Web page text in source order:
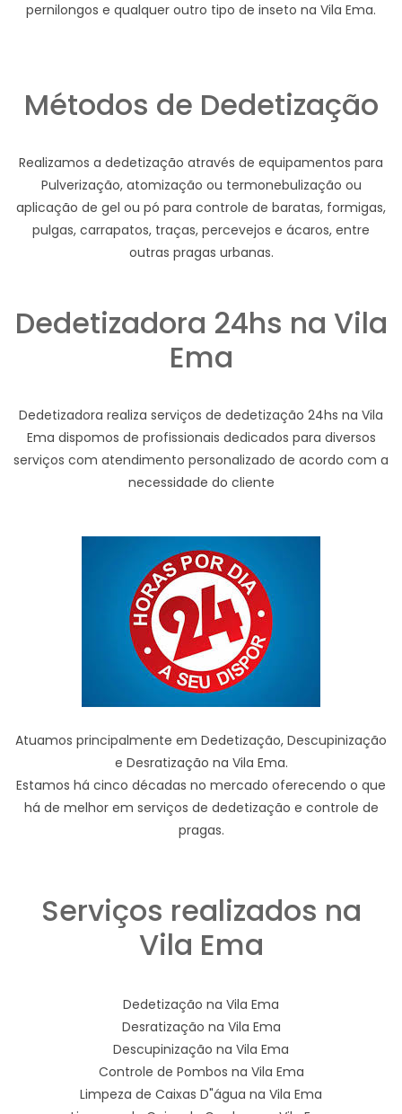
pernilongos e qualquer outro tipo de inseto na Vila Ema.
Métodos de Dedetização
Realizamos a dedetização através de equipamentos para
Pulverização, atomização ou termonebulização ou
aplicação de gel ou pó para controle de baratas, formigas,
pulgas, carrapatos, traças, percevejos e ácaros, entre
outras pragas urbanas.
Dedetizadora 24hs na Vila
Ema
Dedetizadora realiza serviços de dedetização 24hs na Vila
Ema dispomos de profissionais dedicados para diversos
serviços com atendimento personalizado de acordo com a
necessidade do cliente
Atuamos principalmente em Dedetização, Descupinização
e Desratização na Vila Ema.
Estamos há cinco décadas no mercado oferecendo o que
há de melhor em serviços de dedetização e controle de
pragas.
Serviços realizados na
Vila Ema
Dedetização na Vila Ema
Desratização na Vila Ema
Descupinização na Vila Ema
Controle de Pombos na Vila Ema
Limpeza de Caixas D"água na Vila Ema